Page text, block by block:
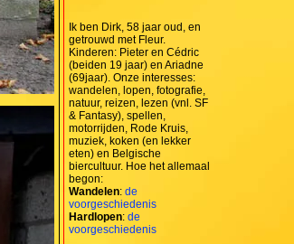
Ik ben Dirk, 58 jaar oud, en
getrouwd met Fleur.
Kinderen: Pieter en Cédric
(beiden 19 jaar) en Ariadne
(69jaar). Onze interesses:
wandelen, lopen, fotografie,
natuur, reizen, lezen (vnl. SF
& Fantasy), spellen,
motorrijden, Rode Kruis,
muziek, koken (en lekker
eten) en Belgische
biercultuur. Hoe het allemaal
begon:
Wandelen: de
voorgeschiedenis
Hardlopen: de
voorgeschiedenis